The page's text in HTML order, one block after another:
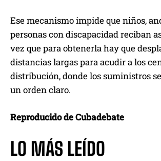
Ese mecanismo impide que niños,
personas con discapacidad reciban
vez que para obtenerla hay que
distancias largas para acudir a los
distribución, donde los suministros
un orden claro.
Reproducido de Cubadebate
LO MÁS LEÍDO